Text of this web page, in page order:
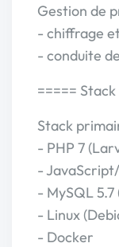
Gestion de
- chiffrage
- conduite
=====
Stack
- PHP 7
-
- MySQL
- Linux
- Docker